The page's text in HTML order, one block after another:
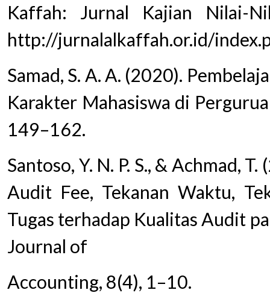
Kaffah: Jurnal Kajian Nilai-
http://jurnalalkaffah.or.id/
Samad, S. A. A. (2020).
Karakter Mahasiswa di
149–162.
Santoso, Y. N. P. S., & Achmad,
Audit Fee, Tekanan Waktu,
Tugas terhadap Kualitas Audit
Journal of
Accounting, 8(4), 1–10.